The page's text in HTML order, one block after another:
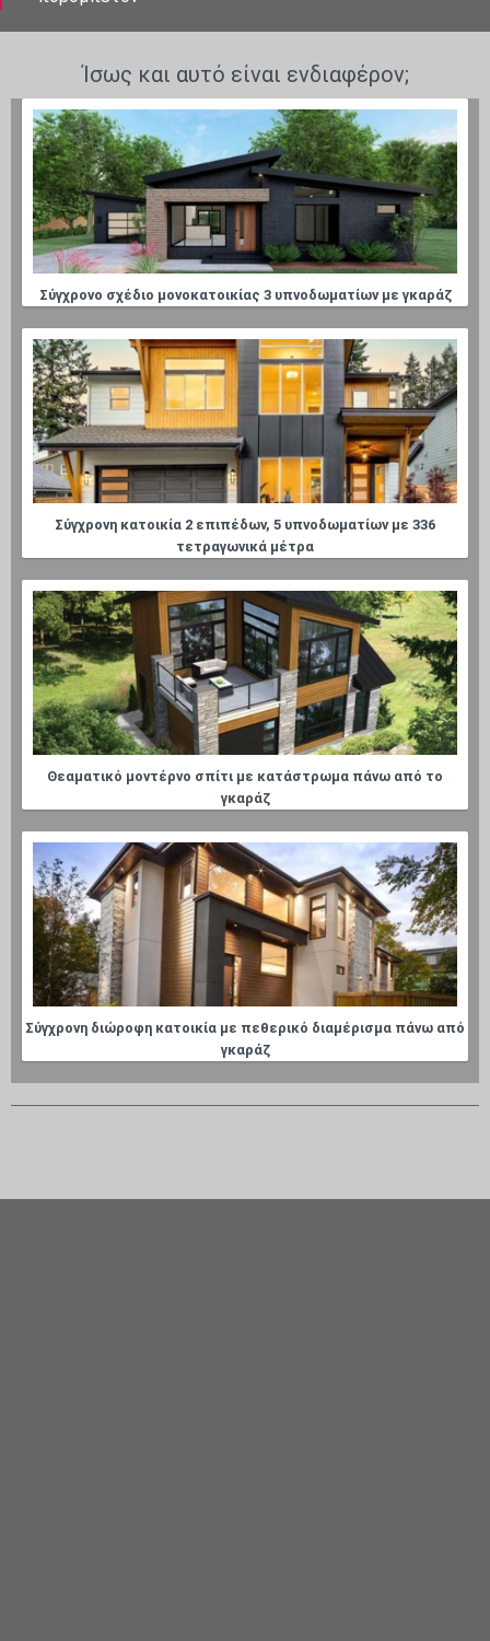
Ίσως και αυτό είναι ενδιαφέρον;
Σύγχρονο σχέδιο μονοκατοικίας 3 υπνοδωματίων με γκαράζ
Σύγχρονη κατοικία 2 επιπέδων, 5 υπνοδωματίων με 336
τετραγωνικά μέτρα
Θεαματικό μοντέρνο σπίτι με κατάστρωμα πάνω από το
γκαράζ
Σύγχρονη διώροφη κατοικία με πεθερικό διαμέρισμα πάνω από
γκαράζ